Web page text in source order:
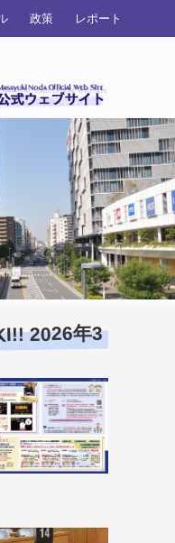
政策 レポート
2026年3